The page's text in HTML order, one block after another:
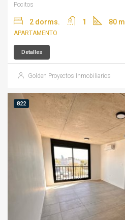
Pocitos
2 dorms. 1 80 m
APARTAMENTO
Detalles
Golden Proyectos Inmobiliarios
822